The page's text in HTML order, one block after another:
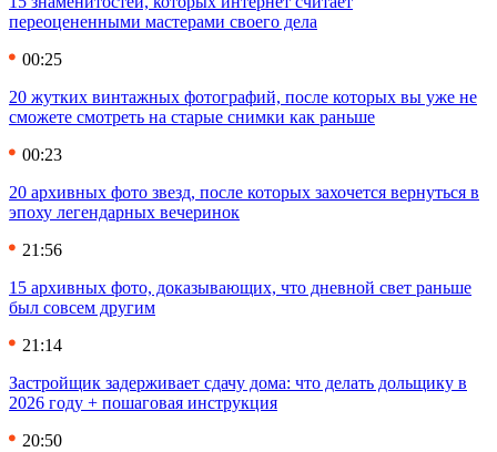
переоцененными мастерами своего дела
00:25
20 жутких винтажных фотографий, после которых вы уже не
сможете смотреть на старые снимки как раньше
00:23
20 архивных фото звезд, после которых захочется вернуться в
эпоху легендарных вечеринок
21:56
15 архивных фото, доказывающих, что дневной свет раньше
был совсем другим
21:14
Застройщик задерживает сдачу дома: что делать дольщику в
2026 году + пошаговая инструкция
20:50